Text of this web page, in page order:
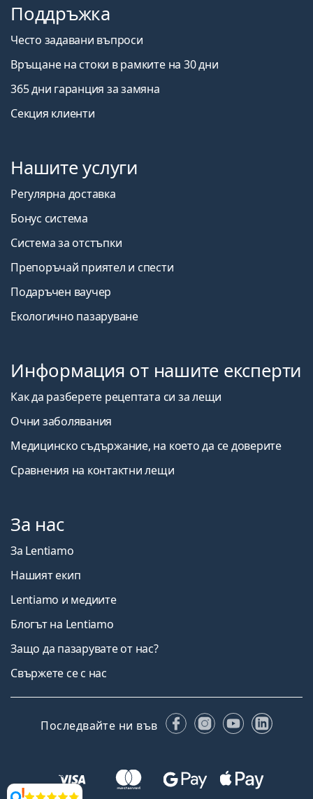
Поддръжка
Често задавани въпроси
Връщане на стоки в рамките на 30 дни
365 дни гаранция за замяна
Секция клиенти
Нашите услуги
Регулярна доставка
Бонус система
Система за отстъпки
Препоръчай приятел и спести
Подаръчен ваучер
Екологично пазаруване
Информация от нашите експерти
Как да разберете рецептата си за лещи
Очни заболявания
Медицинско съдържание, на което да се доверите
Сравнения на контактни лещи
За нас
За Lentiamo
Нашият екип
Lentiamo и медиите
Блогът на Lentiamo
Защо да пазарувате от нас?
Свържете се с нас
Последвайте ни във FacebookInstagram
YouTube